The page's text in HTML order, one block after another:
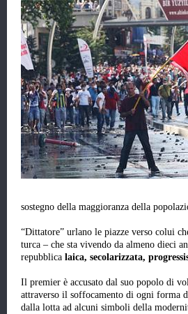
sostegno della maggioranza della
“Dittatore” urlano le piazze verso colui
turca – che sta vivendo da almeno dieci
repubblica laica, secolarizzata,
Il premier è accusato dal suo popolo di
attraverso il soffocamento di ogni forma
dalla lotta ad alcuni simboli della